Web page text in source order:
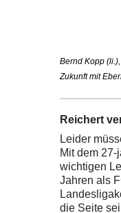
Bernd Kopp
Zukunft mit
Reichert
Leider
Mit dem
wichtigen
Jahren als
die Seite